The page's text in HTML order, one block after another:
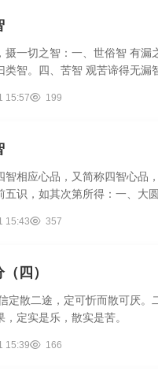
摄一切之智：一、世俗智 有
类智。四、苦智 观苦谛得无漏
15:57 199
智相应心品，又简称四智心品
五识，如其次第所得：一、大
15:43 357
四）
定散二途，定可忻而散可厌。
定实是乐，散实是苦。
15:39 166